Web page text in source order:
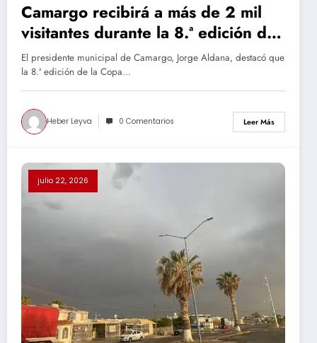
Camargo recibirá a más de 2 mil
visitantes durante la 8.ª edición de
la Copa Santa Rosalía: Jorge
Aldana
El presidente municipal de Camargo, Jorge Aldana, destacó que
la 8.ª edición de la Copa…
Heber Leyva 0 Comentarios Leer Más
julio 22, 2026